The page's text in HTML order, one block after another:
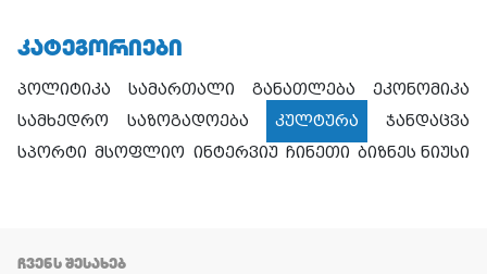
ᲙᲐᲢᲔᲒᲝᲠᲘᲔᲑᲘ
პოლიტიკა სამართალი განათლება
ეკონომიკა
სამხედრო
საზოგადოება კულტურა
ჯანდაცვა
სპორტი მსოფლიო ინტერვიუ ჩინეთი ბიზნეს ნიუსი
ᲩᲕᲔᲜᲡ ᲨᲔᲡᲐᲮᲔᲑ